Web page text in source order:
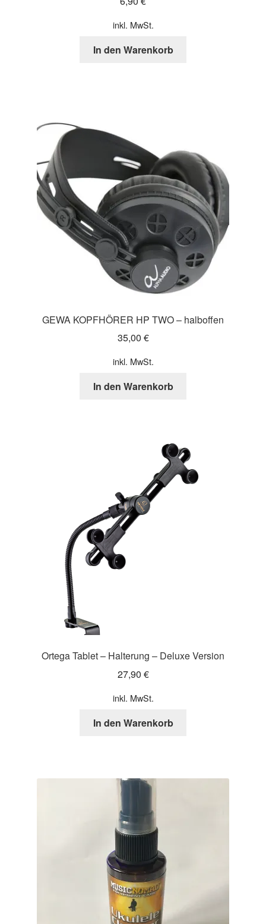
inkl. MwSt.
In den Warenkorb
GEWA KOPFHÖRER HP TWO – halboffen
35,00 €
inkl. MwSt.
In den Warenkorb
Ortega Tablet – Halterung – Deluxe Version
27,90 €
inkl. MwSt.
In den Warenkorb